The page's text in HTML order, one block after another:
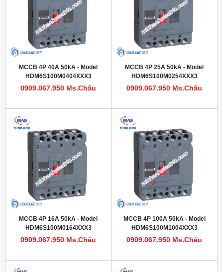
MCCB 4P 40A 50kA - Model
HDM6S100M0404XXX3
0909.067.950 Ms.Châu
MCCB 4P 25A 50kA - Model
HDM6S100M0254XXX3
0909.067.950 Ms.Châu
MCCB 4P 16A 50kA - Model
HDM6S100M0164XXX3
0909.067.950 Ms.Châu
MCCB 4P 100A 50kA - Model
HDM6S100M1004XXX3
0909.067.950 Ms.Châu